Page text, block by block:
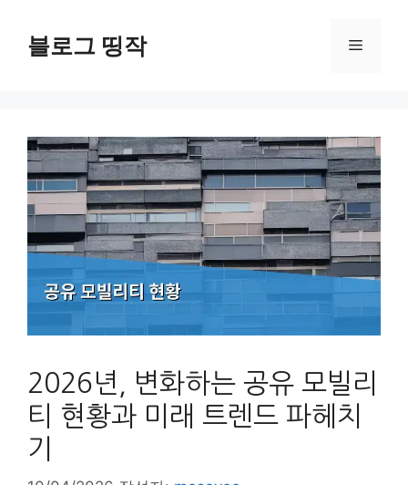
블로그 띵작 메
2026년, 변화하는 공유 모빌리
티 현황과 미래 트렌드 파헤치
기